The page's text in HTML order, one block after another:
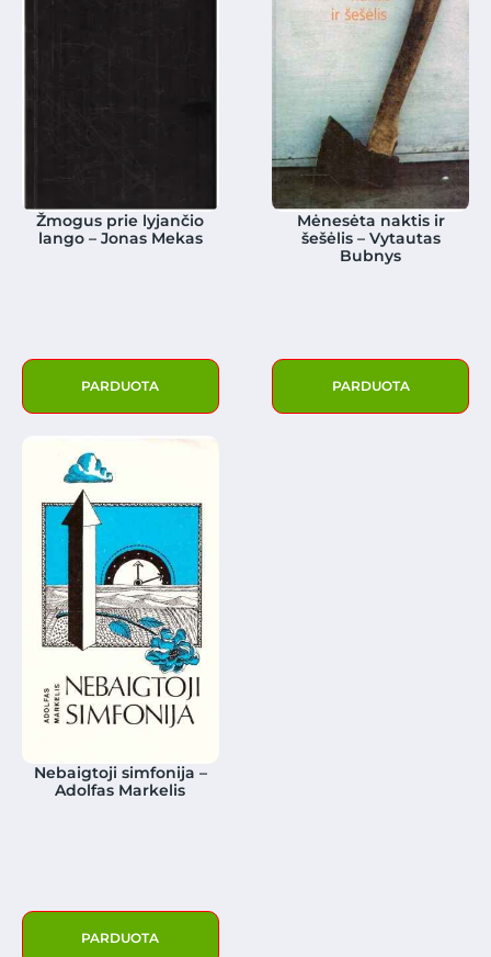
Žmogus prie lyjančio
lango – Jonas Mekas
PARDUOTA
Mėnesėta naktis ir
šešėlis – Vytautas
Bubnys
PARDUOTA
Nebaigtoji simfonija –
Adolfas Markelis
PARDUOTA